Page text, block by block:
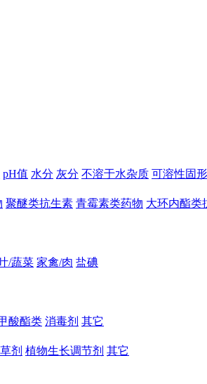
pH值 水分 灰分 不溶于水杂质 可溶性固
聚醚类抗生素 青霉素类药物 大环内酯类
/蔬菜 家禽/肉 盐碘
酸酯类 消毒剂 其它
剂 植物生长调节剂 其它